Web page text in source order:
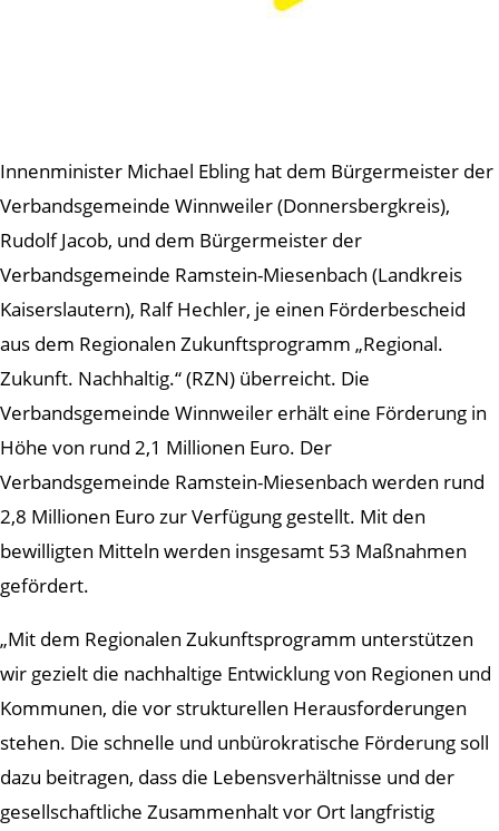
Innenminister Michael Ebling hat dem Bürgermeister der
Verbandsgemeinde Winnweiler (Donnersbergkreis),
Rudolf Jacob, und dem Bürgermeister der
Verbandsgemeinde Ramstein-Miesenbach (Landkreis
Kaiserslautern), Ralf Hechler, je einen Förderbescheid
aus dem Regionalen Zukunftsprogramm „Regional.
Zukunft. Nachhaltig.“ (RZN) überreicht. Die
Verbandsgemeinde Winnweiler erhält eine Förderung in
Höhe von rund 2,1 Millionen Euro. Der
Verbandsgemeinde Ramstein-Miesenbach werden rund
2,8 Millionen Euro zur Verfügung gestellt. Mit den
bewilligten Mitteln werden insgesamt 53 Maßnahmen
gefördert.
„Mit dem Regionalen Zukunftsprogramm unterstützen
wir gezielt die nachhaltige Entwicklung von Regionen und
Kommunen, die vor strukturellen Herausforderungen
stehen. Die schnelle und unbürokratische Förderung soll
dazu beitragen, dass die Lebensverhältnisse und der
gesellschaftliche Zusammenhalt vor Ort langfristig